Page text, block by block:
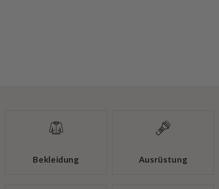
Bekleidung Ausrüstung